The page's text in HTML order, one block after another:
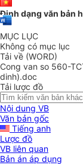
Định dạng văn bản
MỤC LỤC
Không có mục lục
Tải về (WORD)
Cong van so 560-
dinh).doc
Tải lược đồ
Nội dung VB
Văn bản gốc
Tiếng anh
Lược đồ
VB liên quan
Bản án áp dụng